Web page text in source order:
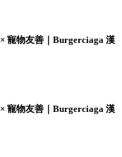
寵物友善｜Burgerciaga 漢
寵物友善｜Burgerciaga 漢